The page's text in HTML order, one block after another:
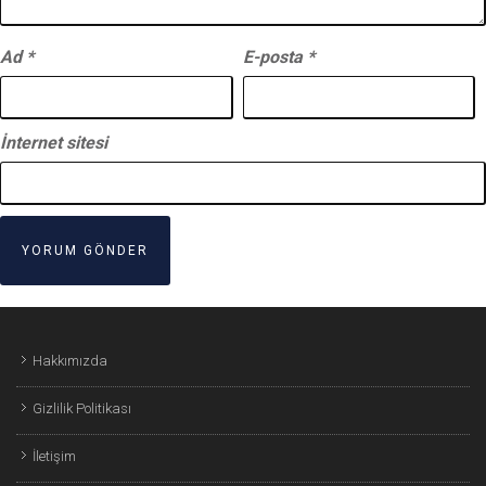
Ad * E-posta *
İnternet sitesi
Hakkımızda
Gizlilik Politikası
İletişim